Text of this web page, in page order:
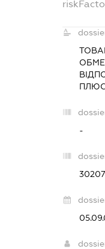
-